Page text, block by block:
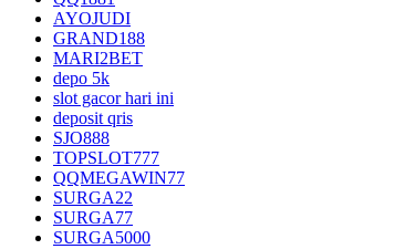
AYOJUDI
GRAND188
MARI2BET
depo 5k
slot gacor hari ini
deposit qris
SJO888
TOPSLOT777
QQMEGAWIN77
SURGA22
SURGA77
SURGA5000